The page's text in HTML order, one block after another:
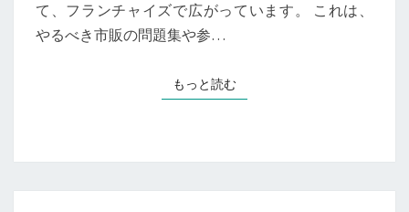
て、フランチャイズで広がっています。 これは、
やるべき市販の問題集や参…
もっと読むもっと読む